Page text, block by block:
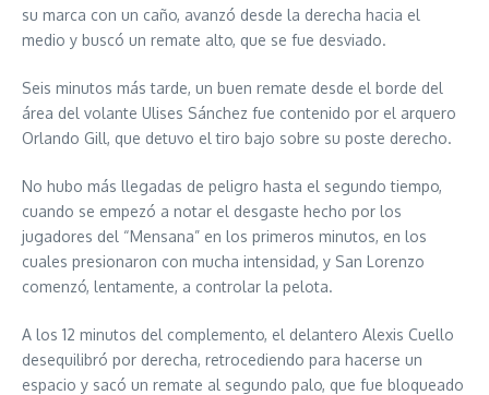
su marca con un caño, avanzó desde la derecha hacia el
medio y buscó un remate alto, que se fue desviado.
Seis minutos más tarde, un buen remate desde el borde del
área del volante Ulises Sánchez fue contenido por el arquero
Orlando Gill, que detuvo el tiro bajo sobre su poste derecho.
No hubo más llegadas de peligro hasta el segundo tiempo,
cuando se empezó a notar el desgaste hecho por los
jugadores del “Mensana” en los primeros minutos, en los
cuales presionaron con mucha intensidad, y San Lorenzo
comenzó, lentamente, a controlar la pelota.
A los 12 minutos del complemento, el delantero Alexis Cuello
desequilibró por derecha, retrocediendo para hacerse un
espacio y sacó un remate al segundo palo, que fue bloqueado